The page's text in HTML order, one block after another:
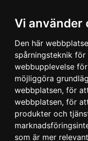
Vi använder
Den här
spårningsteknik
webbupplevelse
möjliggöra
webbplatsen, för
webbplatsen, för
produkter och
som är mer